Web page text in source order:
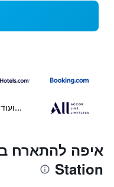
...ועוד
Station